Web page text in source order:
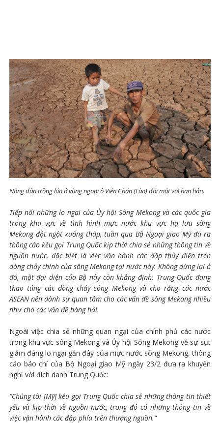
Nông dân trồng lúa ở vùng ngoại ô Viên Chăn (Lào) đối mặt với hạn hán.
Tiếp nối những lo ngại của Ủy hội Sông Mekong và các quốc gia
trong khu vực về tình hình mực nước khu vực hạ lưu sông
Mekong đột ngột xuống thấp, tuần qua Bộ Ngoại giao Mỹ đã ra
thông cáo kêu gọi Trung Quốc kịp thời chia sẻ những thông tin về
nguồn nước, đặc biệt là việc vận hành các đập thủy điện trên
dòng chảy chính của sông Mekong tại nước này. Không dừng lại ở
đó, một đại diện của Bộ này còn khẳng định: Trung Quốc đang
thao túng các dòng chảy sông Mekong và cho rằng các nước
ASEAN nên dành sự quan tâm cho các vấn đề sông Mekong nhiều
như cho các vấn đề hàng hải.
Ngoài việc chia sẻ những quan ngại của chính phủ các nước
trong khu vực sông Mekong và Ủy hội Sông Mekong về sự sụt
giảm đáng lo ngại gần đây của mực nước sông Mekong, thông
cáo báo chí của Bộ Ngoại giao Mỹ ngày 23/2 đưa ra khuyến
nghị với đích danh Trung Quốc:
“Chúng tôi [Mỹ] kêu gọi Trung Quốc chia sẻ những thông tin thiết
yếu và kịp thời về nguồn nước, trong đó có những thông tin về
việc vận hành các đập phía trên thượng nguồn.”